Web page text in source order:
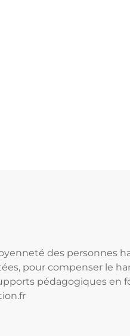
des personnes
pour compenser le
pédagogiques en